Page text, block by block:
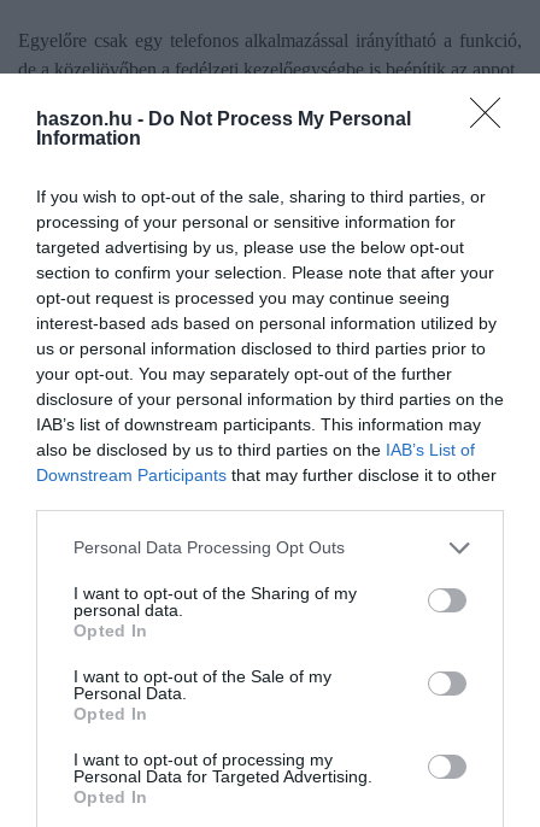
haszon.hu - Do Not Process My Personal
Information
If you wish to opt-out of the sale, sharing to third parties, or
processing of your personal or sensitive information for
targeted advertising by us, please use the below opt-out
section to confirm your selection. Please note that after your
opt-out request is processed you may continue seeing
interest-based ads based on personal information utilized by
us or personal information disclosed to third parties prior to
your opt-out. You may separately opt-out of the further
disclosure of your personal information by third parties on the
IAB’s list of downstream participants. This information may
also be disclosed by us to third parties on the IAB’s List of
Downstream Participants that may further disclose it to other
Please note that this website/app uses one or more Google
not limited to your visit or usage behaviour. You may click to
grant or deny consent to Google and its third-party tags to
use your data for below specified purposes in below Google
consent section.
Personal Data Processing Opt Outs
I want to opt-out of the Sharing of my
personal data.
Opted In
I want to opt-out of the Sale of my
Personal Data.
Opted In
I want to opt-out of processing my
Personal Data for Targeted Advertising.
Opted In
Egyelőre csak egy telefonos alkalmazással irányítható a funkció,
de a közeljövőben a fedélzeti kezelőegységbe is beépítik az appot.
Fontos azonban megjegyezni, hogy egy koncepcióautóról van
szó, amelynek fejlesztése napjainkban is zajlik, így a kereskedelmi
egyelőre nem tudni.
bmw innováció járműipar autóipar autógyártás
színváltós autó